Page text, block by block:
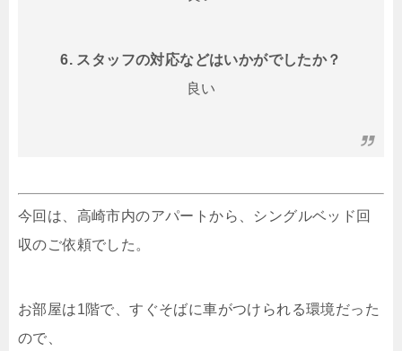
6. スタッフの対応などはいかがでしたか？
良い
今回は、高崎市内のアパートから、シングルベッド回
収のご依頼でした。
お部屋は1階で、すぐそばに車がつけられる環境だった
ので、